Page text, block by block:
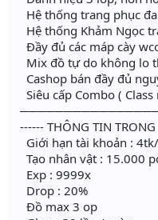
Hệ thống trang phục
Hệ thống Khảm Ngọc
Đầy đủ các máp cày
Mix đồ tự do không lo
Cashop bán đầy đủ
Siêu cấp Combo (
------ THÔNG TIN
Giới hạn tài khoản :
Tạo nhân vật : 15.000
Exp : 9999x
Drop : 20%
Đồ max 3 op